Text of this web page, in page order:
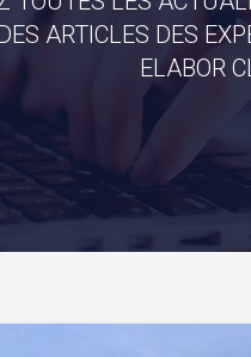
ARTICLES DES
ELABOR